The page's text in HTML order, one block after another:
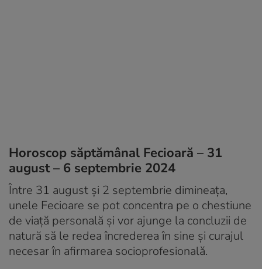
Horoscop săptămânal Fecioară – 31
august – 6 septembrie 2024
Între 31 august și 2 septembrie dimineața,
unele Fecioare se pot concentra pe o chestiune
de viață personală și vor ajunge la concluzii de
natură să le redea încrederea în sine și curajul
necesar în afirmarea socioprofesională.